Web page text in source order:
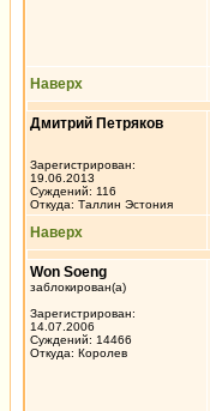
Наверх
Дмитрий Петряков
Зарегистрирован:
19.06.2013
Суждений: 116
Откуда: Таллин Эстония
Наверх
Won Soeng
заблокирован(а)
Зарегистрирован:
14.07.2006
Суждений: 14466
Откуда: Королев